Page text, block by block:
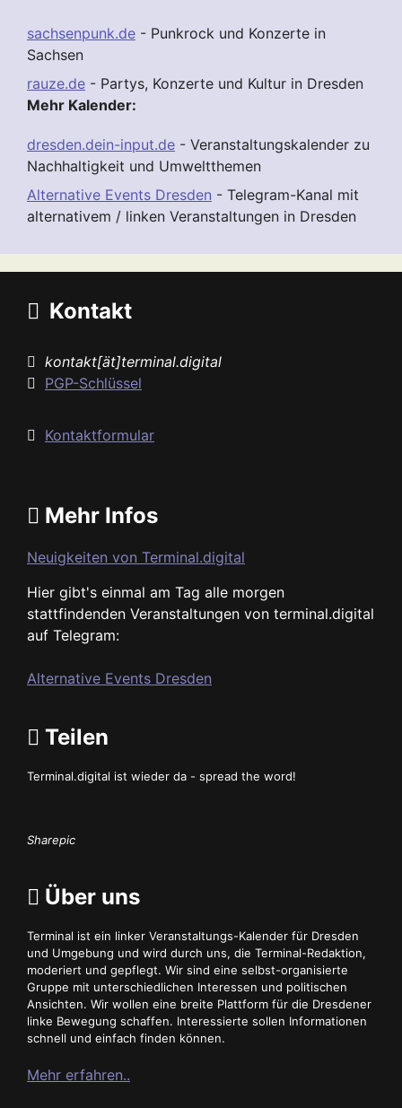
sachsenpunk.de - Punkrock und Konzerte in
Sachsen
rauze.de - Partys, Konzerte und Kultur in Dresden
Mehr Kalender:
dresden.dein-input.de - Veranstaltungskalender zu
Nachhaltigkeit und Umweltthemen
Alternative Events Dresden - Telegram-Kanal mit
alternativem / linken Veranstaltungen in Dresden
Kontakt
kontakt[ät]terminal.digital
PGP-Schlüssel
Kontaktformular
Mehr Infos
Neuigkeiten von Terminal.digital
Hier gibt's einmal am Tag alle morgen
stattfindenden Veranstaltungen von terminal.digital
auf Telegram:
Alternative Events Dresden
Teilen
Terminal.digital ist wieder da - spread the word!
Sharepic
Über uns
Terminal ist ein linker Veranstaltungs-Kalender für Dresden
und Umgebung und wird durch uns, die Terminal-Redaktion,
moderiert und gepflegt. Wir sind eine selbst-organisierte
Gruppe mit unterschiedlichen Interessen und politischen
Ansichten. Wir wollen eine breite Plattform für die Dresdener
linke Bewegung schaffen. Interessierte sollen Informationen
schnell und einfach finden können.
Mehr erfahren..